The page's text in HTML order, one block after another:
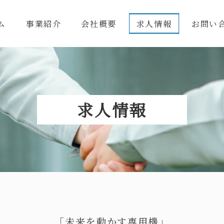
事業紹介 会社概要 求人情報 お問い
求人情報
「未来を動かす専用機」